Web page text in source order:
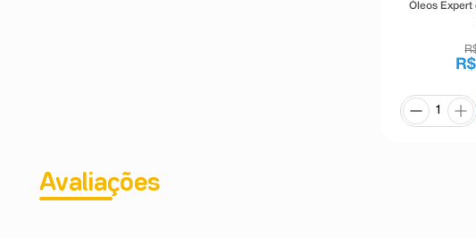
Óleos Expert
Tri-Óleos
R$
Avaliações